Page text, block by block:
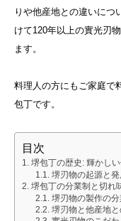
りや他産地との違いにつ
けて120年以上の實光刃
ます。
料理人の方にもご家庭で
包丁です。
目次
堺包丁の歴史: 輝かし
堺刃物の起源と
堺包丁の分業制と切れ
堺刃物の製作の分
堺刃物と他産地